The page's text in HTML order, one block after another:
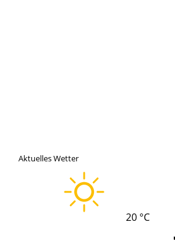
Aktuelles Wetter
20 °C